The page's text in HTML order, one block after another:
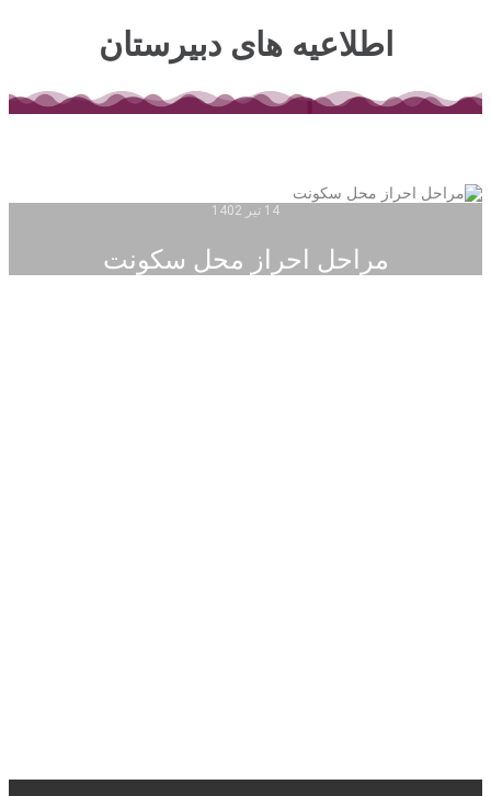
اطلاعیه های دبیرستان
14 تیر 1402
مراحل احراز محل سکونت